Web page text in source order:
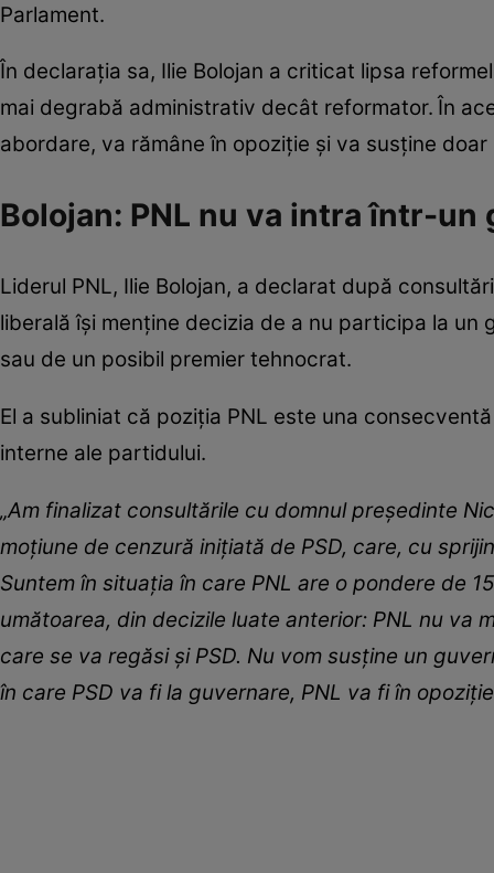
Parlament.
În declarația sa, Ilie Bolojan a criticat lipsa
mai degrabă administrativ decât reformator. În
abordare, va rămâne în opoziție și va susține
Bolojan: PNL nu va intra într-un
Liderul PNL, Ilie Bolojan, a declarat după
liberală își menține decizia de a nu participa la
sau de un posibil premier tehnocrat.
El a subliniat că poziția PNL este una
interne ale partidului.
„Am finalizat consultările cu domnul preşedinte
moţiune de cenzură iniţiată de PSD, care, cu
Suntem în situaţia în care PNL are o pondere de
umătoarea, din decizile luate anterior: PNL nu va
care se va regăsi şi PSD. Nu vom susţine un
în care PSD va fi la guvernare, PNL va fi în